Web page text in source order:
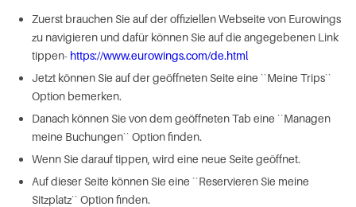
Zuerst brauchen Sie auf der offiziellen Webseite von Eurowings
zu navigieren und dafür können Sie auf die angegebenen Link
tippen- https://www.eurowings.com/de.html
Jetzt können Sie auf der geöffneten Seite eine ``Meine Trips``
Option bemerken.
Danach können Sie von dem geöffneten Tab eine ``Managen
meine Buchungen`` Option finden.
Wenn Sie darauf tippen, wird eine neue Seite geöffnet.
Auf dieser Seite können Sie eine ``Reservieren Sie meine
Sitzplatz`` Option finden.